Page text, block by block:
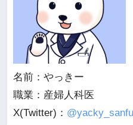
名前：やっきー
職業：産婦人科医
X(Twitter)： @yacky_sanfu